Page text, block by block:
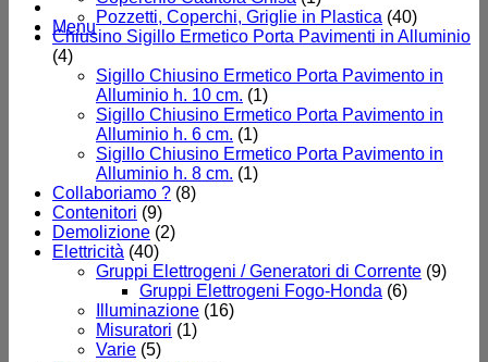
Menu
Pozzetti, Coperchi, Griglie in Plastica (40)
Chiusino Sigillo Ermetico Porta Pavimenti in Alluminio
(4)
Sigillo Chiusino Ermetico Porta Pavimento in
Alluminio h. 10 cm. (1)
Sigillo Chiusino Ermetico Porta Pavimento in
Alluminio h. 6 cm. (1)
Sigillo Chiusino Ermetico Porta Pavimento in
Alluminio h. 8 cm. (1)
Collaboriamo ? (8)
Contenitori (9)
Demolizione (2)
Elettricità (40)
Gruppi Elettrogeni / Generatori di Corrente (9)
Gruppi Elettrogeni Fogo-Honda (6)
Illuminazione (16)
Misuratori (1)
Varie (5)